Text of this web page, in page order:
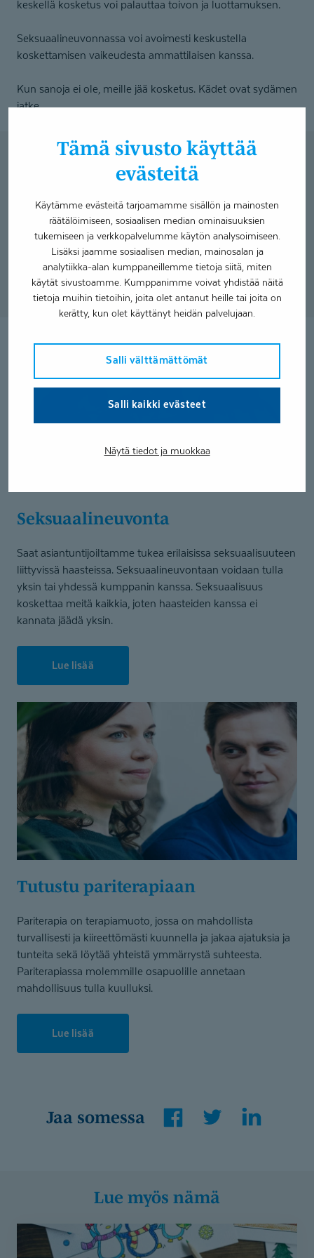
Tämä sivusto käyttää
evästeitä
Käytämme evästeitä tarjoamamme sisällön ja mainosten
räätälöimiseen, sosiaalisen median ominaisuuksien
tukemiseen ja verkkopalvelumme käytön analysoimiseen.
Lisäksi jaamme sosiaalisen median, mainosalan ja
analytiikka-alan kumppaneillemme tietoja siitä, miten
käytät sivustoamme. Kumppanimme voivat yhdistää näitä
tietoja muihin tietoihin, joita olet antanut heille tai joita on
kerätty, kun olet käyttänyt heidän palvelujaan.
Salli välttämättömät
Salli kaikki evästeet
Näytä tiedot ja muokkaa
keskellä kosketus voi palauttaa toivon ja luottamuksen.
Seksuaalineuvonnassa voi avoimesti keskustella
koskettamisen vaikeudesta ammattilaisen kanssa.
Kun sanoja ei ole, meille jää kosketus. Kädet ovat sydämen
jatke.
kosketetuksi tuleminen sinulle
vaikeaa?
Mikäli koet vaikeuksia tai haasteita ottaa vastaan
kosketusta tai koskettaa toista ihmistä, voit saada tukea ja
työkaluja asian käsittelyyn seksuaalineuvojaltamme.
Seksuaali­neuvonta
Saat asiantuntijoiltamme tukea erilaisissa seksuaalisuuteen
liittyvissä haasteissa. Seksuaalineuvontaan voidaan tulla
yksin tai yhdessä kumppanin kanssa. Seksuaalisuus
koskettaa meitä kaikkia, joten haasteiden kanssa ei
kannata jäädä yksin.
Lue lisää
Tutustu pariterapiaan
Pariterapia on terapiamuoto, jossa on mahdollista
turvallisesti ja kiireettömästi kuunnella ja jakaa ajatuksia ja
tunteita sekä löytää yhteistä ymmärrystä suhteesta.
Pariterapiassa molemmille osapuolille annetaan
mahdollisuus tulla kuulluksi.
Lue lisää
Jaa somessa
Lue myös nämä
Psykologi
päiväkodissa?